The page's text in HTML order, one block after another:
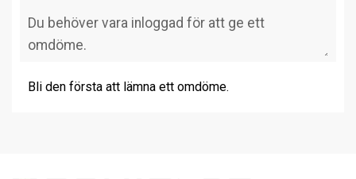
Bli den första att lämna ett omdöme.